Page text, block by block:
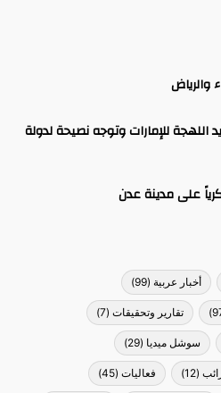
والرياض
اللهجة للإمارات وتوجه نصيحة لدولة
على مدينة عدن
أخبار عربية (99)
تقارير وتحقيقات (7)
سوشل ميديا (29)
(12) فعاليات (45)